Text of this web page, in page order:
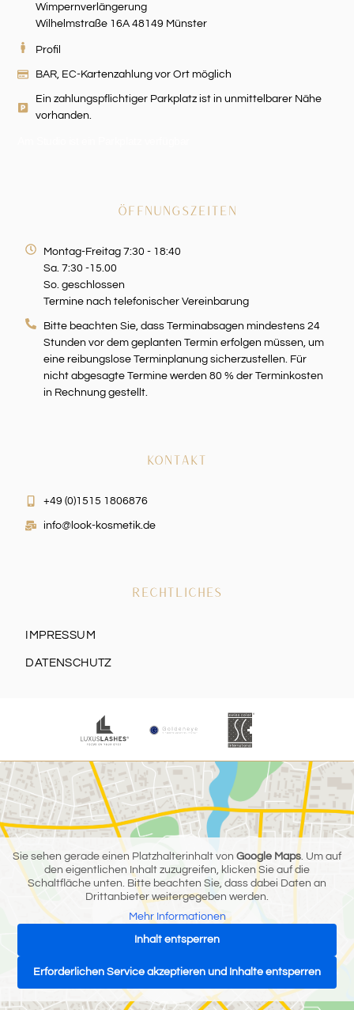
Wimpernverlängerung
Wilhelmstraße 16A 48149 Münster
Profil
BAR, EC-Kartenzahlung vor Ort möglich
Ein zahlungspflichtiger Parkplatz ist in unmittelbarer Nähe
vorhanden.
ÖFFNUNGSZEITEN
Montag-Freitag 7:30 - 18:40
Sa. 7:30 -15.00
So. geschlossen
Termine nach telefonischer Vereinbarung
Bitte beachten Sie, dass Terminabsagen mindestens 24
Stunden vor dem geplanten Termin erfolgen müssen, um
eine reibungslose Terminplanung sicherzustellen. Für
nicht abgesagte Termine werden 80 % der Terminkosten
in Rechnung gestellt.
KONTAKT
+49 (0)1515 1806876
info@look-kosmetik.de
RECHTLICHES
IMPRESSUM
DATENSCHUTZ
Sie sehen gerade einen Platzhalterinhalt von Google Maps. Um auf
den eigentlichen Inhalt zuzugreifen, klicken Sie auf die
Schaltfläche unten. Bitte beachten Sie, dass dabei Daten an
Drittanbieter weitergegeben werden.
Mehr Informationen
Inhalt entsperren
Erforderlichen Service akzeptieren und Inhalte entsperren